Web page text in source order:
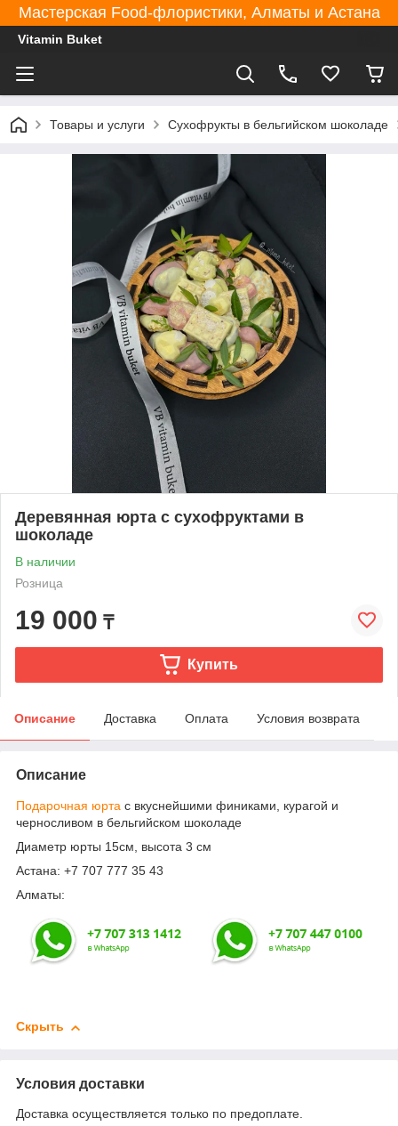
Мастерская Food-флористики, Алматы и Астана
Vitamin Buket
Товары и услуги Сухофрукты в бельгийском шоколаде
Деревянная юрта с сухофруктами в
шоколаде
В наличии
Розница
19 000 ₸
Купить
Описание Доставка Оплата Условия возврата
Описание
Подарочная юрта с вкуснейшими финиками, курагой и
черносливом в бельгийском шоколаде
Диаметр юрты 15см, высота 3 см
Астана: +7 707 777 35 43
Алматы:
Скрыть
Условия доставки
Доставка осуществляется только по предоплате.